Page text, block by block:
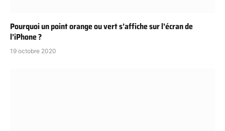
Pourquoi un point orange ou vert s’affiche sur l’écran de
l’iPhone ?
19 octobre 2020